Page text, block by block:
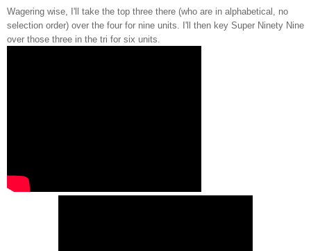
Wagering wise, I'll take the top three there (who are in alphabetical, no
selection order) over the four for nine units. I'll then key Super Ninety Nine
over those three in the tri for six units.